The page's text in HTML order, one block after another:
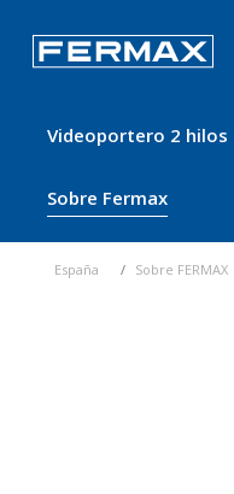
Videoportero 2 hilos
Sobre Fermax
España Sobre FERMAX